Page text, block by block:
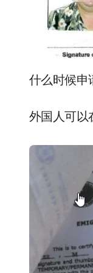
什么时候申
外国人可以